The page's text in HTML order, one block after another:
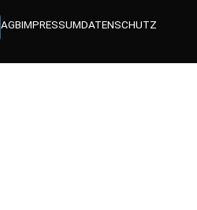
AGBIMPRESSUMDATENSCHUTZ